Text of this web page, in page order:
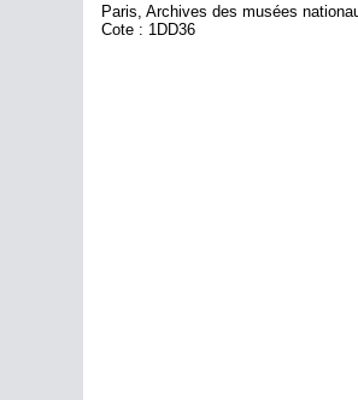
Paris, Archives des musées
Cote : 1DD36